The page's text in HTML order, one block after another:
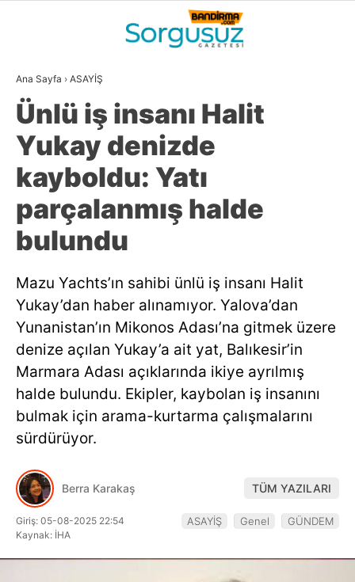
WhatsApp İhbar
Instagram
Youtube
22.3
BALIKESIR
GALERİ VİDEO YAZARLAR
SİYASET
EKONOMİ
MAGAZİN
EĞİTİM
DİĞER
Ana Sayfa › ASAYİŞ
Ünlü iş insanı Halit
Yukay denizde
kayboldu: Yatı
parçalanmış halde
bulundu
Mazu Yachts’ın sahibi ünlü iş insanı Halit
Yukay’dan haber alınamıyor. Yalova’dan
Yunanistan’ın Mikonos Adası’na gitmek üzere
denize açılan Yukay’a ait yat, Balıkesir’in
Marmara Adası açıklarında ikiye ayrılmış
halde bulundu. Ekipler, kaybolan iş insanını
bulmak için arama-kurtarma çalışmalarını
sürdürüyor.
Berra Karakaş TÜM YAZILARI
Giriş: 05-08-2025 22:54
Kaynak: İHA
ASAYİŞ Genel GÜNDEM